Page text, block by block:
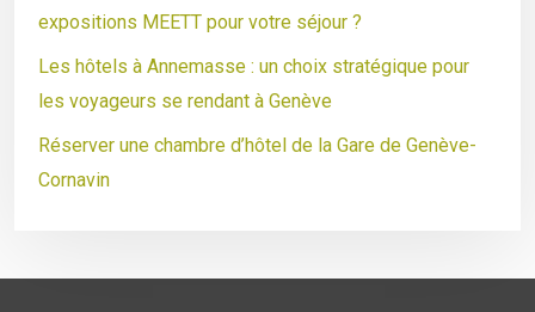
expositions MEETT pour votre séjour ?
Les hôtels à Annemasse : un choix stratégique pour
les voyageurs se rendant à Genève
Réserver une chambre d’hôtel de la Gare de Genève-
Cornavin